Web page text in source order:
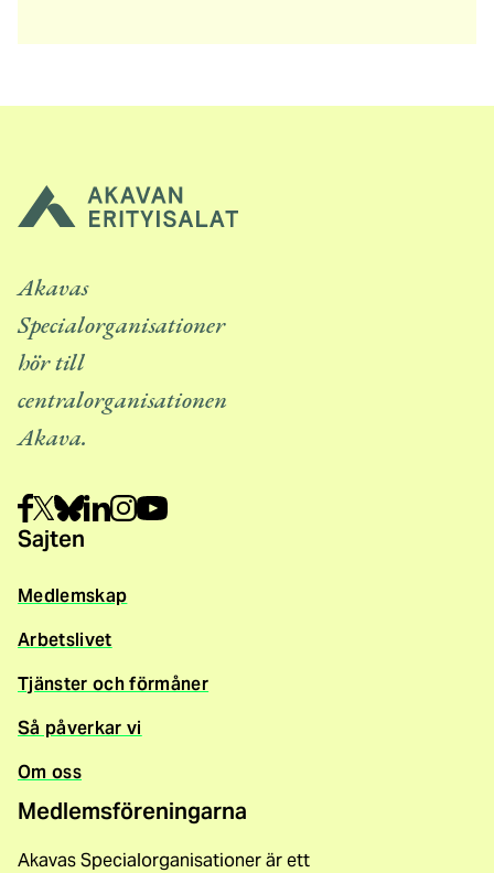
Akavas
Specialorganisationer
hör till
centralorganisationen
Akava.
Sajten
Medlemskap
Arbetslivet
Tjänster och förmåner
Så påverkar vi
Om oss
Medlemsföreningarna
Akavas Specialorganisationer är ett